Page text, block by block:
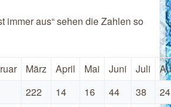
immer aus“ sehen die Zahlen so
März April Mai Juni Juli
222 14 16 44 38
24